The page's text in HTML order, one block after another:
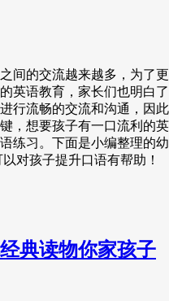
间的交流越来越多，为了更
英语教育，家长们也明白了
行流畅的交流和沟通，因此
，想要孩子有一口流利的英
练习。下面是小编整理的幼
对孩子提升口语有帮助！
典读物你家孩子